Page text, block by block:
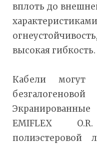
вплоть до
высокая гибкость.
Кабели могут
EMIFLEX
полиэстеровой